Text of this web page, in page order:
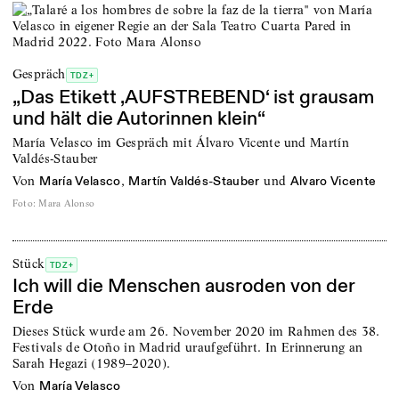
Gespräch TDZ+
„Das Etikett ‚AUFSTREBEND‘ ist grausam
und hält die Autorinnen klein“
María Velasco im Gespräch mit Álvaro Vicente und Martín
Valdés-Stauber
von María Velasco, Martín Valdés-Stauber und Alvaro Vicente
Foto: Mara Alonso
Stück TDZ+
Ich will die Menschen ausroden von der
Erde
Dieses Stück wurde am 26. November 2020 im Rahmen des 38.
Festivals de Otoño in Madrid uraufgeführt. In Erinnerung an
Sarah Hegazi (1989–2020).
von María Velasco